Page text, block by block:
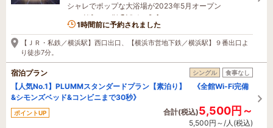
シャレでポップな大浴場が2023年5月オープン
9名がこの宿を見ています
1時間前に予約されました
【ＪＲ・私鉄／横浜駅】西口出口、【横浜市営地下鉄／横浜駅】９番出口よ
り徒歩7分。
宿泊プラン シングル 食事なし
【人気No.1】PLUMMスタンダードプラン【素泊り】 《全館Wi-Fi完備
&シモンズベッド&コンビニまで30秒》
ポイントUP 合計(税込)5,500円～
5,500円～/人(税込)